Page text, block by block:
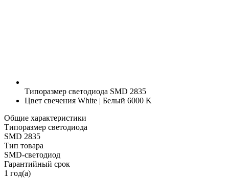
Типоразмер светодиода SMD 2835
Цвет свечения White | Белый 6000 K
Общие характеристики
Типоразмер светодиода
SMD 2835
Тип товара
SMD-светодиод
Гарантийный срок
1 год(а)